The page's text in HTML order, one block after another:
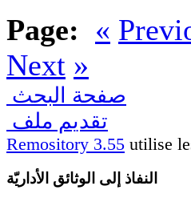
Page: «
Next »
صفحة البحث
تقديم ملف
Remository 3.55 utilise
النفاذ إلى الوثائق الأداريّة